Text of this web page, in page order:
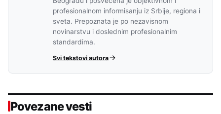
profesionalnom informisanju iz Srbije, regiona i
sveta. Prepoznata je po nezavisnom
novinarstvu i doslednim profesionalnim
standardima.
Svi tekstovi autora
Povezane vesti